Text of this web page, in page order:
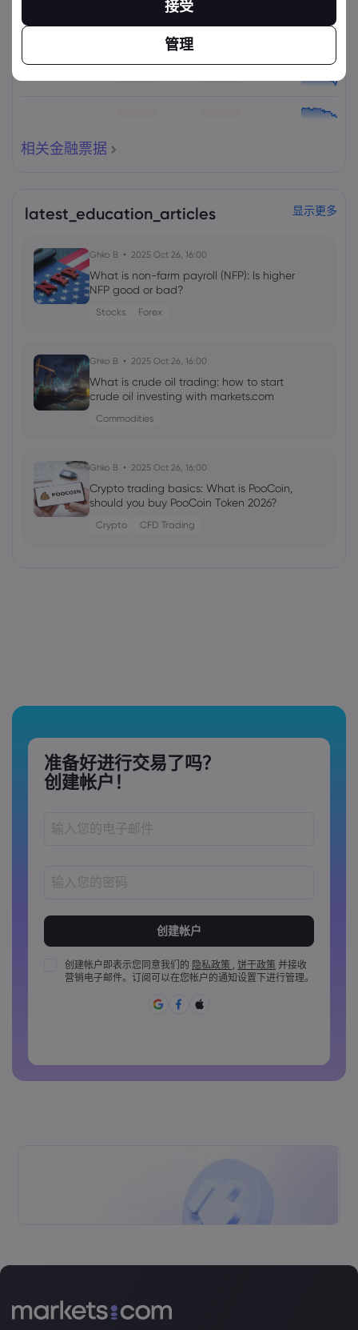
相关金融票据
latest_education_articles 显示更多
Ghko B 2025 Oct 26, 16:00
What is non-farm payroll (NFP): Is higher
NFP good or bad?
Stocks Forex
Ghko B 2025 Oct 26, 16:00
What is crude oil trading: how to start
crude oil investing with markets.com
Commodities
Ghko B 2025 Oct 26, 16:00
Crypto trading basics: What is PooCoin,
should you buy PooCoin Token 2026?
Crypto CFD Trading
准备好进行交易了吗？
创建帐户！
密码必须至少包含 1 个大写字母
密码必须至少包含 1 个小写字母
密码必须包含 ~!@#£%^&amp;*()_-+=:;&lt;&gt;{,[]?,.
创建帐户即表示您同意我们的 隐私政策 , 饼干政策 并接收
营销电子邮件。订阅可以在您帐户的通知设置下进行管理。
接受
管理